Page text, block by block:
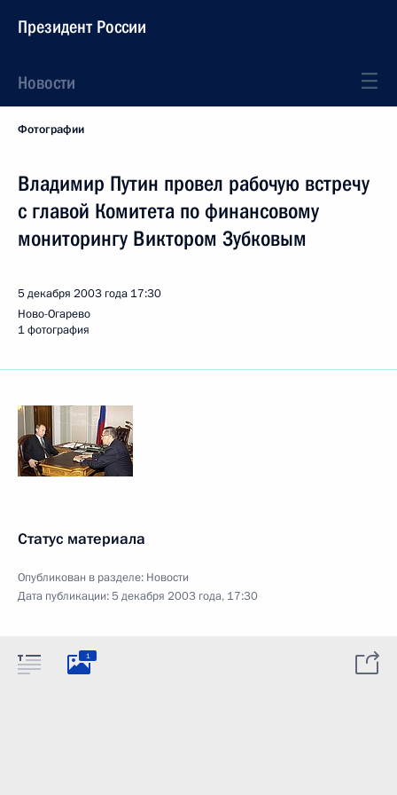
Президент России
Новости
Фотографии
Владимир Путин провел рабочую встречу
с главой Комитета по финансовому
мониторингу Виктором Зубковым
5 декабря 2003 года 17:30
Ново-Огарево
1 фотография
Статус материала
Опубликован в разделе: Новости
Дата публикации:5 декабря 2003 года, 17:30
1